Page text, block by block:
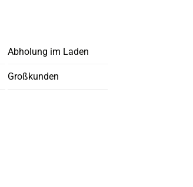
Abholung im Laden
Großkunden